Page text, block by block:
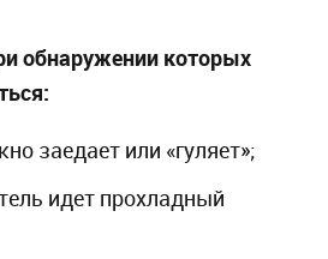
обнаружении которых
заедает или «гуляет»;
идет прохладный